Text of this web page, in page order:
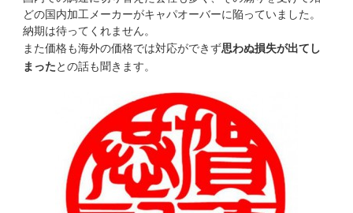
どの国内加工メーカーがキャパオーバーに陥っていました。
納期は待ってくれません。
また価格も海外の価格では対応ができず思わぬ損失が出てし
まったとの話も聞きます。